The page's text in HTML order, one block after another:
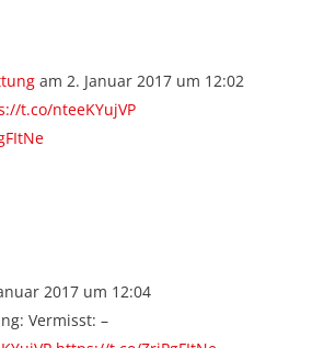
am 2. Januar 2017 um 12:02
t.co/nteeKYujVP
2017 um 12:04
Vermisst: –